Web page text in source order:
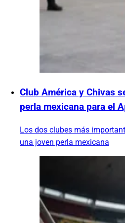
Club América y Chivas
perla mexicana para el
Los dos clubes más
una joven perla mexicana